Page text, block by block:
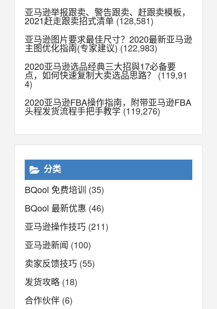
亚马逊举报跟卖、警告跟卖、赶跟卖模板，
2021赶走跟卖招式清单(128,581)
亚马逊图片要求最佳尺寸？2020最新亚马逊
主图优化指南(专家建议) (122,983)
2020亚马逊选品经典三大招與17必备要
点，如何快速复制大卖选品思路？ (119,91
4)
2020亚马逊FBA操作指南，附带亚马逊FBA
头程发货流程手把手教学(119,276)
分类
BQool 免费培训 (35)
BQool 最新优惠 (46)
亚马逊操作技巧 (211)
亚马逊新闻 (100)
卖家反馈技巧 (55)
发货攻略 (18)
合作伙伴 (6)